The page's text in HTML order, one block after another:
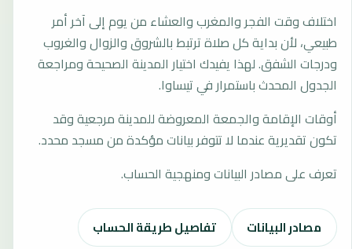
اختلاف وقت الفجر والمغرب والعشاء من يوم إلى آخر أمر
طبيعي، لأن بداية كل صلاة ترتبط بالشروق والزوال والغروب
ودرجات الشفق. لهذا يفيدك اختيار المدينة الصحيحة ومراجعة
الجدول المحدث باستمرار في تيساوا.
أوقات الإقامة والجمعة المعروضة للمدينة مرجعية وقد
تكون تقديرية عندما لا تتوفر بيانات مؤكدة من مسجد محدد.
تعرف على مصادر البيانات ومنهجية الحساب.
مصادر البيانات تفاصيل طريقة الحساب